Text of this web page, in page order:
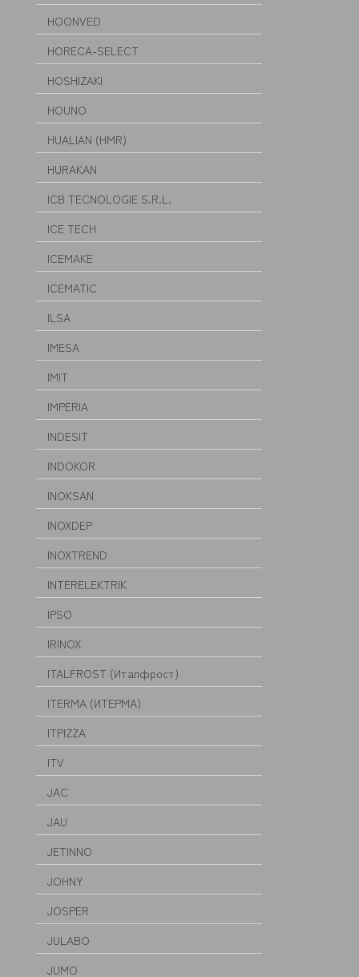
HOONVED
HORECA-SELECT
HOSHIZAKI
HOUNO
HUALIAN (HMR)
HURAKAN
ICB TECNOLOGIE S.R.L.
ICE TECH
ICEMAKE
ICEMATIC
ILSA
IMESA
IMIT
IMPERIA
INDESIT
INDOKOR
INOKSAN
INOXDEP
INOXTREND
INTERELEKTRIK
IPSO
IRINOX
ITALFROST (Италфрост)
ITERMA (ИТЕРМА)
ITPIZZA
ITV
JAC
JAU
JETINNO
JOHNY
JOSPER
JULABO
JUMO